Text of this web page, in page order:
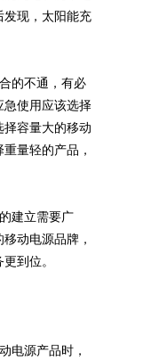
发现，太阳能充
的不通，有必
急使用应该选择
容量大的移动
量轻的产品，
建立需要广
动电源品牌，
到位。
源产品时，